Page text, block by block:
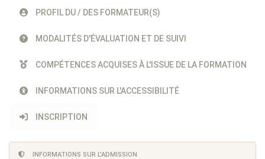
PROFIL DU / DES FORMATEUR(S)
MODALITÉS D'ÉVALUATION ET DE SUIVI
COMPÉTENCES ACQUISES À L'ISSUE DE LA FORMATION
INFORMATIONS SUR L'ACCESSIBILITÉ
INSCRIPTION
INFORMATIONS SUR L'ADMISSION